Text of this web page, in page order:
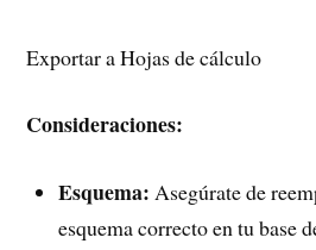
Exportar a Hojas de cálculo
Consideraciones:
Esquema: Asegúrate de
esquema correcto en tu base